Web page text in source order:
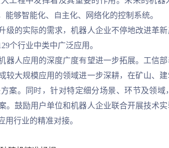
够智能化、自主化、网络化的控制系统。
的实际的需求，机器人企业不停地改进革新
个行业中类中广泛应用。
人应用的深度广度有望进一步拓展。工信部
较大规模应用的领域进一步深耕，在矿山、
案。同时，针对特定细分场景、环节及领
。鼓励用户单位和机器人企业联合开展技术
用行业的精准对接。